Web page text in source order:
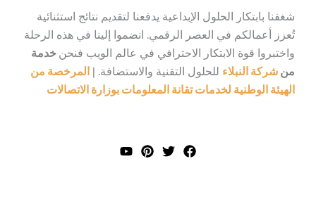
شغفنا بابتكار الحلول الإبداعية يدفعنا لتقديم نتائج استثنائية
تُعزز أعمالكم في العصر الرقمي. انضموا إلينا في هذه الرحلة
واختبروا قوة الابتكار الاحترافي في عالم الويب فنحنخدمة
منشركة النبلاء للحلول التقنية والاستضافة. |المرخصة من
الهيئة الوطنية لخدمات تقانة المعلومات بوزارة الاتصالات